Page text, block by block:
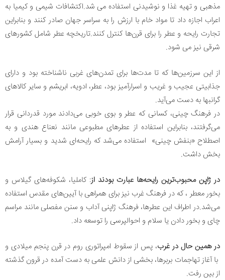
مذهبی و تهیه غذا و نوشیدنی استفاده می شد.اکتشافات شیمی و کیمیا به
اعراب اجازه داد تا مواد خام با ارزش را به سراسر جهان صادر کنند و بنابراین
تجارت رایحه و عطر را برای قرن‌ها کنترل کنند.تاریخچه عطر شامل کشورهای
شرقی نیز می شود.
از این سرزمین‌ها که تا مدت‌ها برای تمدن‌های غربی ناشناخته بود و دارای
جذابیتی عجیب و غریب و اسرارآمیز بود، عطر، ادویه، ابریشم و سایر کالاهای
گرانبها به دست می‌آید.
در فرهنگ چینی، کسانی که عطر و بوی خوبی می‌دادند مورد قدردانی قرار
می‌گرفتند، بنابراین استفاده از عطرهای مطبوعی مانند نعناع هندی و به
اصطلاح «بنفش چینی» استفاده می‌شد که رایحه‌ای شدید و بسیار آرامش
بخش داشت.
در ژاپن محبوب‌ترین رایحه‌ها عبارت بودند از: کاملیا، شکوفه‌های گیلاس و
بخور معطر ، که در فرهنگ غرب نیز برای همراهی با آیین‌های مقدس استفاده
می‌شد.در اطراف این عطرها، فرهنگ ژاپنی آداب و سنن مفصلی مانند مراسم
چای و بخور دادن یا سلام و احوالپرسی را توسعه داد.
در همین حال در غرب، پس از سقوط امپراتوری روم در قرن پنجم میلادی و
با آغاز تهاجمات بربرها، بخشی از دانش علمی به دست آمده در قرون گذشته
از بین رفت.